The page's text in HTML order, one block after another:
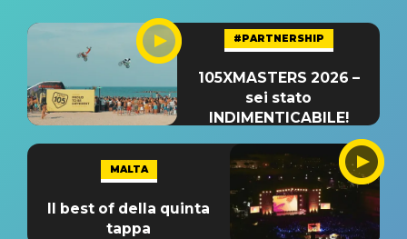
#PARTNERSHIP
105XMASTERS 2026 –
sei stato
INDIMENTICABILE!
MALTA
Il best of della quinta
tappa